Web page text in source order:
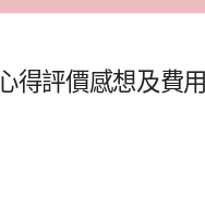
得評價感想及費用